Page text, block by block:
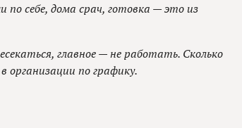
по себе, дома срач, готовка — это из
главное — не работать. Сколько
организации по графику.